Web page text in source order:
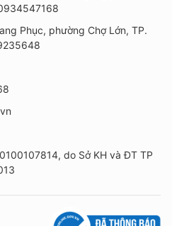
Phục, phường Chợ Lớn, TP.
do Sở KH và ĐT TP